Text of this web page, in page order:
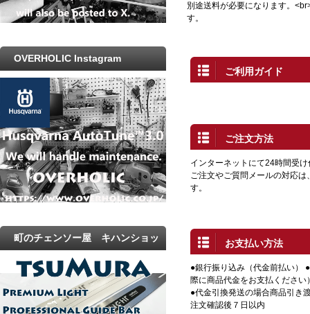
別途送料が必要になります。
す。
ご利用ガイド
ご注文方法
インターネットにて24時間受
ご注文やご質問メールの対応
す。
お支払い方法
●銀行振り込み（代金前払い）
際に商品代金をお支払ください
●代金引換発送の場合商品引き
注文確認後７日以内
OVERHOLIC Instagram
町のチェンソー屋 キハンショッ
プ